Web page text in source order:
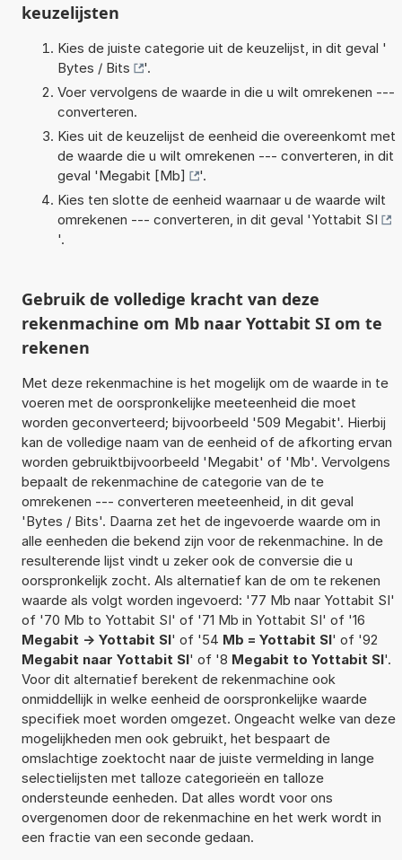
keuzelijsten
Kies de juiste categorie uit de keuzelijst, in dit geval '
Bytes / Bits
'.
Voer vervolgens de waarde in die u wilt omrekenen ---
converteren.
Kies uit de keuzelijst de eenheid die overeenkomt met
de waarde die u wilt omrekenen --- converteren, in dit
geval 'Megabit [Mb]
'.
Kies ten slotte de eenheid waarnaar u de waarde wilt
omrekenen --- converteren, in dit geval 'Yottabit SI
'.
Gebruik de volledige kracht van deze
rekenmachine om Mb naar Yottabit SI om te
rekenen
Met deze rekenmachine is het mogelijk om de waarde in te
voeren met de oorspronkelijke meeteenheid die moet
worden geconverteerd; bijvoorbeeld '509 Megabit'. Hierbij
kan de volledige naam van de eenheid of de afkorting ervan
worden gebruiktbijvoorbeeld 'Megabit' of 'Mb'. Vervolgens
bepaalt de rekenmachine de categorie van de te
omrekenen --- converteren meeteenheid, in dit geval
'Bytes / Bits'. Daarna zet het de ingevoerde waarde om in
alle eenheden die bekend zijn voor de rekenmachine. In de
resulterende lijst vindt u zeker ook de conversie die u
oorspronkelijk zocht. Als alternatief kan de om te rekenen
waarde als volgt worden ingevoerd: '77 Mb naar Yottabit SI'
of '70 Mb to Yottabit SI' of '71 Mb in Yottabit SI' of '16
Megabit -> Yottabit SI' of '54 Mb = Yottabit SI' of '92
Megabit naar Yottabit SI' of '8 Megabit to Yottabit SI'.
Voor dit alternatief berekent de rekenmachine ook
onmiddellijk in welke eenheid de oorspronkelijke waarde
specifiek moet worden omgezet. Ongeacht welke van deze
mogelijkheden men ook gebruikt, het bespaart de
omslachtige zoektocht naar de juiste vermelding in lange
selectielijsten met talloze categorieën en talloze
ondersteunde eenheden. Dat alles wordt voor ons
overgenomen door de rekenmachine en het werk wordt in
een fractie van een seconde gedaan.